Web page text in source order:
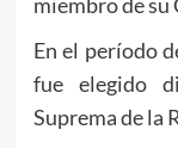
miembro de
En el período
fue elegido
Suprema de la